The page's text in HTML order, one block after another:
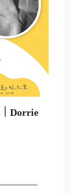
Dorrie